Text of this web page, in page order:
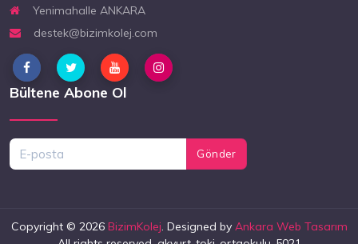
Yenimahalle ANKARA
destek@bizimkolej.com
Bültene Abone Ol
Gönder
Copyright © 2026 BizimKolej . Designed by Ankara Web Tasarım